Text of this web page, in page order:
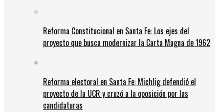
Reforma Constitucional en Santa Fe: Los ejes del
proyecto que busca modernizar la Carta Magna de 1962
Reforma electoral en Santa Fe: Michlig defendió el
proyecto de la UCR y cruzó a la oposición por las
candidaturas